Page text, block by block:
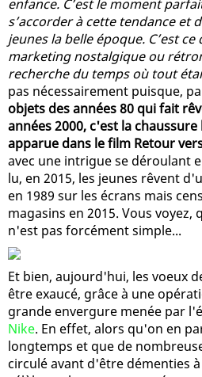
enfance. C’est le moment
s’accorder à cette tendance et
jeunes la belle époque. C’est ce
marketing nostalgique ou
recherche du temps où tout
pas nécessairement puisque,
objets des années 80 qui fait
années 2000, c'est la
apparue dans le film Retour
avec une intrigue se déroulant
lu, en 2015, les jeunes rêvent
en 1989 sur les écrans mais
magasins en 2015. Vous
n'est pas forcément simple...
Et bien, aujourd'hui, les voeux
être exaucé, grâce à une
grande envergure menée par
Nike. En effet, alors qu'on en
longtemps et que de
circulé avant d'être démenties